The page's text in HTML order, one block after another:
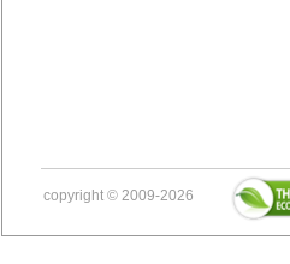
copyright © 2009-2026